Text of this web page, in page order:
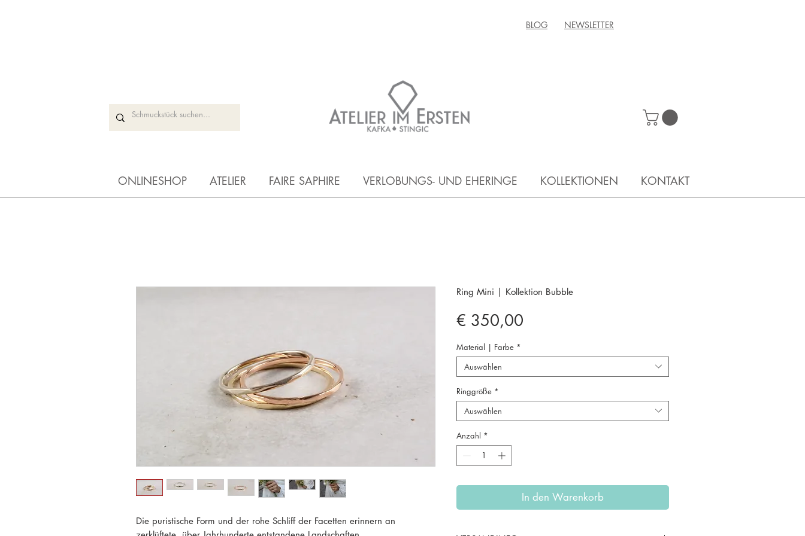
BLOG NEWSLETTER
ONLINESHOP ATELIER FAIRE SAPHIRE VERLOBUNGS- UND EHERINGE KOLLEKTIONEN KONTAKT
Die puristische Form und der rohe Schliff der Facetten erinnern an
Ring Mini | Kollektion Bubble
€ 350,00
Material | Farbe *
Auswählen
Ringgröße *
Auswählen
Anzahl *
In den Warenkorb